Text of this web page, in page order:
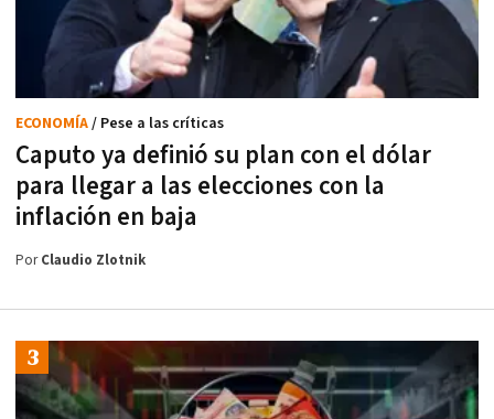
Caputo ya definió su plan con el dólar
para llegar a las elecciones con la
inflación en baja
ECONOMÍA/ Pese a las críticas
PorClaudio Zlotnik